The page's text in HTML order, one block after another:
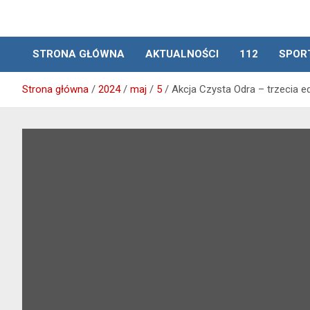
STRONA GŁÓWNA
AKTUALNOŚCI 112
Strona główna 2024 maj 5 Akcja Czysta Odra – trzecia